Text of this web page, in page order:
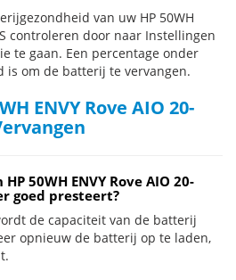
van uw HP 50WH
controleren door naar Instellingen
te gaan. Een percentage onder
is om de batterij te vervangen.
ENVY Rove AIO 20-
50WH ENVY Rove AIO 20-
goed presteert?
de capaciteit van de batterij
opnieuw de batterij op te laden,